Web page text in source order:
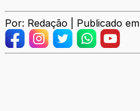
Por: Redação | Publicado